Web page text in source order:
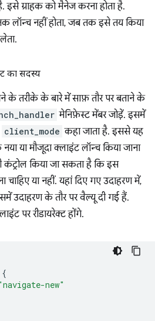
इसे ग्राहक को मैनेज करना होता है.
लॉन्च नहीं होता, जब तक इसे तय किया
का सदस्य
के तरीके के बारे में साफ़ तौर पर बताने के
मेनिफ़ेस्ट मेंबर जोड़ें. इसमें
client_mode कहा जाता है. इससे यह
या मौजूदा क्लाइंट लॉन्च किया जाना
कंट्रोल किया जा सकता है कि इस
चाहिए या नहीं. यहां दिए गए उदाहरण में,
उदाहरण के तौर पर वैल्यू दी गई हैं.
पर रीडायरेक्ट होंगे.
{
new"